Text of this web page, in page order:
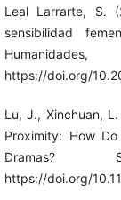
Leal Larrarte, S.
sensibilidad
https://doi.org/
Lu, J., Xinchuan,
Proximity: How
https://doi.org/